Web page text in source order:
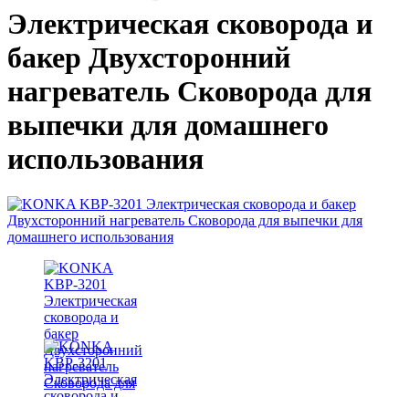
Электрическая сковорода и
бакер Двухсторонний
нагреватель Сковорода для
выпечки для домашнего
использования